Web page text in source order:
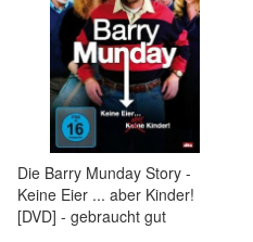
Die Barry Munday Story -
Keine Eier ... aber Kinder!
[DVD] - gebraucht gut